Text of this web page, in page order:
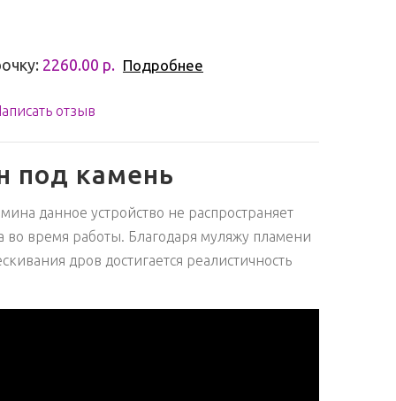
2260.00 р. Подробнее
отзыв
под камень
данное устройство не распространяет
во время работы. Благодаря муляжу пламени
дров достигается реалистичность